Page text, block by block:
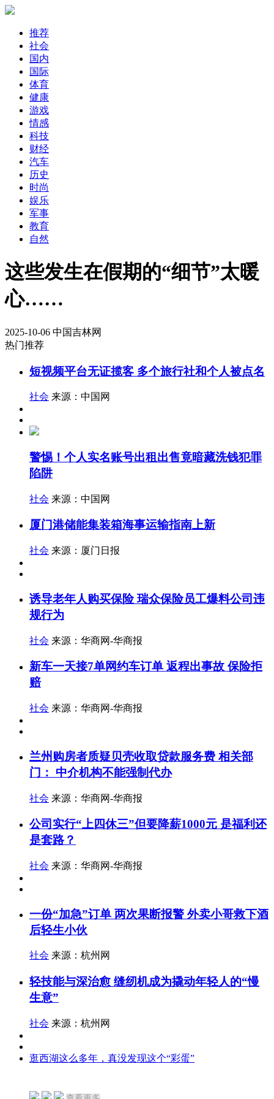
推荐
社会
国内
国际
体育
健康
游戏
情感
科技
财经
汽车
历史
时尚
娱乐
军事
教育
自然
这些发生在假期的“细节”太暖
心……
2025-10-06 中国吉林网
热门推荐
短视频平台无证揽客 多个旅行社和个人被点名
社会 来源：中国网
警惕！个人实名账号出租出售竟暗藏洗钱犯罪
陷阱
社会 来源：中国网
厦门港储能集装箱海事运输指南上新
社会 来源：厦门日报
诱导老年人购买保险 瑞众保险员工爆料公司违
规行为
社会 来源：华商网-华商报
新车一天接7单网约车订单 返程出事故 保险拒
赔
社会 来源：华商网-华商报
兰州购房者质疑贝壳收取贷款服务费 相关部
门： 中介机构不能强制代办
社会 来源：华商网-华商报
公司实行“上四休三”但要降薪1000元 是福利还
是套路？
社会 来源：华商网-华商报
一份“加急”订单 两次果断报警 外卖小哥救下酒
后轻生小伙
社会 来源：杭州网
轻技能与深治愈 缝纫机成为撬动年轻人的“慢
生意”
社会 来源：杭州网
逛西湖这么多年，真没发现这个“彩蛋”